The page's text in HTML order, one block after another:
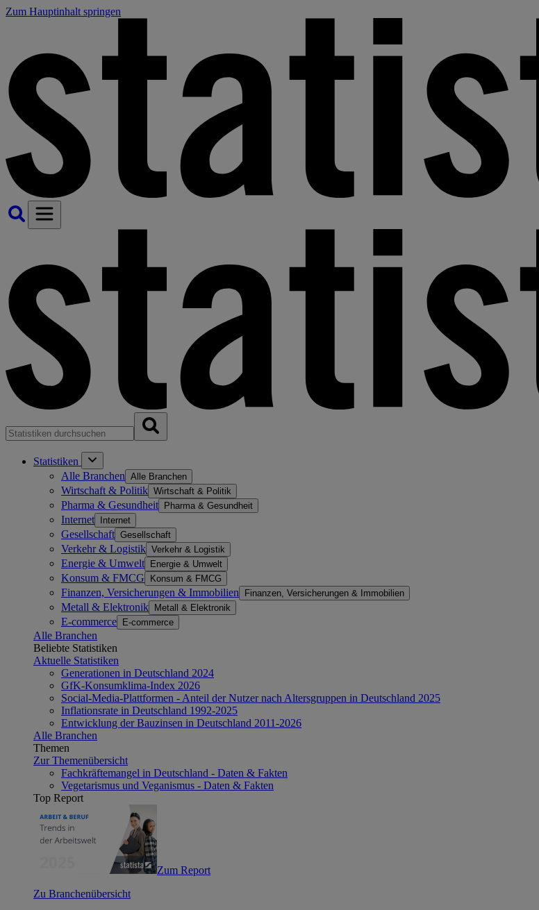
Zum Hauptinhalt springen
Statistiken
Alle Branchen Alle Branchen
Wirtschaft & Politik Wirtschaft & Politik
Pharma & Gesundheit Pharma & Gesundheit
Internet Internet
Gesellschaft Gesellschaft
Verkehr & Logistik Verkehr & Logistik
Energie & Umwelt Energie & Umwelt
Konsum & FMCG Konsum & FMCG
Finanzen, Versicherungen & Immobilien Finanzen, Versicherungen & Immobilien
Metall & Elektronik Metall & Elektronik
E-commerce E-commerce
Alle Branchen
Beliebte Statistiken
Aktuelle Statistiken
Generationen in Deutschland 2024
GfK-Konsumklima-Index 2026
Social-Media-Plattformen - Anteil der Nutzer nach Altersgruppen in Deutschland 2025
Inflationsrate in Deutschland 1992-2025
Entwicklung der Bauzinsen in Deutschland 2011-2026
Alle Branchen
Themen
Zur Themenübersicht
Fachkräftemangel in Deutschland - Daten & Fakten
Vegetarismus und Veganismus - Daten & Fakten
Top Report
Zum Report
Zu Branchenübersicht